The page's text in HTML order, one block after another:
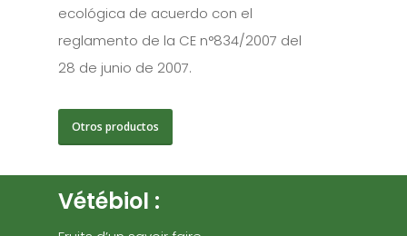
ecológica de acuerdo con el
reglamento de la CE n°834/2007 del
28 de junio de 2007.
Otros productos
Vétébiol :